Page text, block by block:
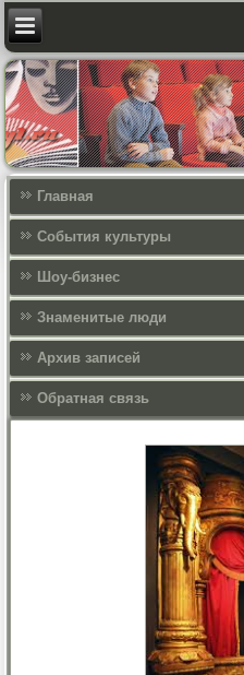
Главная
События культуры
Шоу-бизнес
Знаменитые люди
Архив записей
Обратная связь